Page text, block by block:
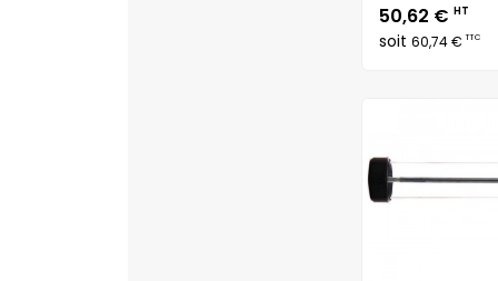
Prix
50,62 € HT
soit 60,74 €TTC